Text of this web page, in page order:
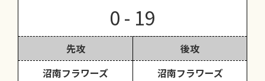
0 - 19
先攻
後攻
沼南フラワーズ
沼南フラワーズ